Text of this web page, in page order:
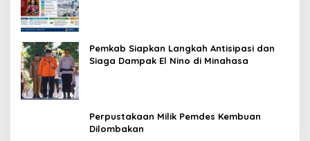
Pemkab Siapkan Langkah Antisipasi dan
Siaga Dampak El Nino di Minahasa
Perpustakaan Milik Pemdes Kembuan
Dilombakan